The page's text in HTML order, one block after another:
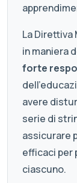
La Direttiva
in maniera
forte
avere
serie di
assicurare
efficaci per
ciascuno.